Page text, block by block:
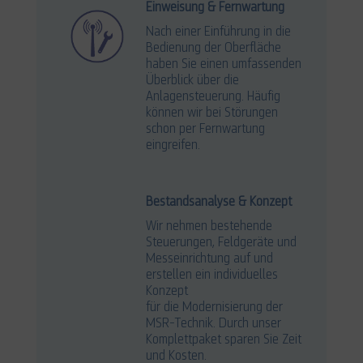
Bestandsanalyse & Konzept
Wir nehmen bestehende
Steuerungen, Feldgeräte und
Messeinrichtung auf und
erstellen ein individuelles
Konzept
für die Modernisierung der
MSR-Technik. Durch unser
Komplettpaket sparen Sie Zeit
und Kosten.
Einweisung & Fernwartung
Nach einer Einführung in die
Bedienung der Oberfläche
haben Sie einen umfassenden
Überblick über die
Anlagensteuerung. Häufig
können wir bei Störungen
schon per Fernwartung
eingreifen.